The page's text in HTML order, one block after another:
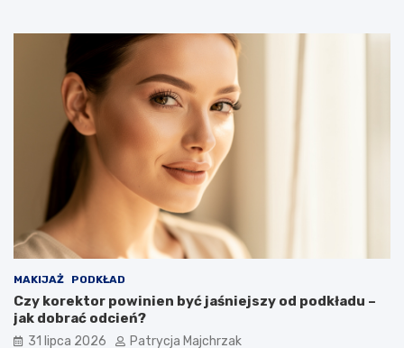
MAKIJAŻ PODKŁAD
Czy korektor powinien być jaśniejszy od podkładu –
jak dobrać odcień?
31 lipca 2026 Patrycja Majchrzak